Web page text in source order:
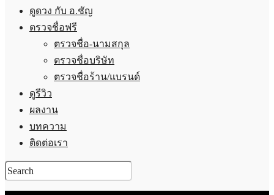
ดูดวง กับ อ.ชัญ
ตรวจชื่อฟรี
ตรวจชื่อ-นามสกุล
ตรวจชื่อบริษัท
ตรวจชื่อร้าน/แบรนด์
ดูรีวิว
ผลงาน
บทความ
ติดต่อเรา